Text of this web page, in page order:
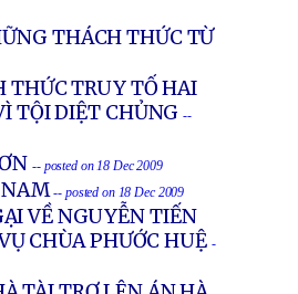
THÁCH THỨC TỪ
THỨC TRUY TỐ HAI
TỘI DIỆT CHỦNG --
-- posted on 18 Dec 2009
NAM -- posted on 18 Dec 2009
VỀ NGUYỄN TIẾN
CHÙA PHƯỚC HUỆ -